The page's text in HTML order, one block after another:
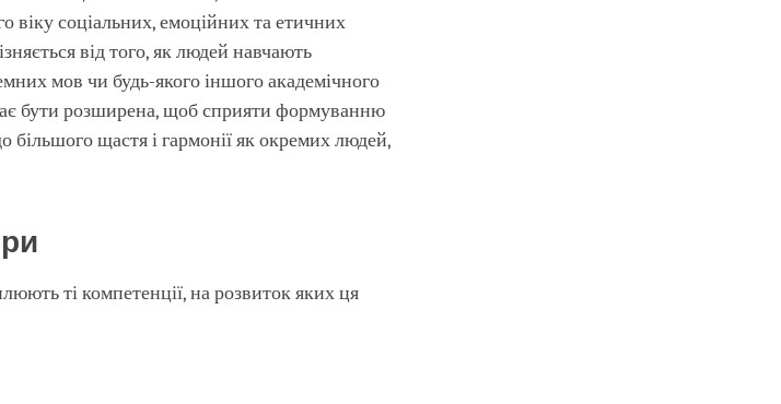
віку соціальних, емоційних та етичних
від того, як людей навчають
мов чи будь-якого іншого академічного
бути розширена, щоб сприяти формуванню
більшого щастя і гармонії як окремих людей,
ті компетенції, на розвиток яких ця